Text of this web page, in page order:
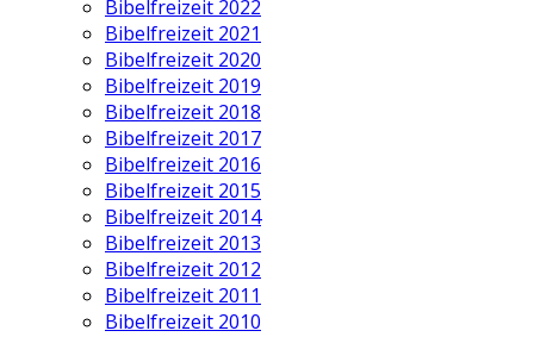
Bibelfreizeit 2022
Bibelfreizeit 2021
Bibelfreizeit 2020
Bibelfreizeit 2019
Bibelfreizeit 2018
Bibelfreizeit 2017
Bibelfreizeit 2016
Bibelfreizeit 2015
Bibelfreizeit 2014
Bibelfreizeit 2013
Bibelfreizeit 2012
Bibelfreizeit 2011
Bibelfreizeit 2010